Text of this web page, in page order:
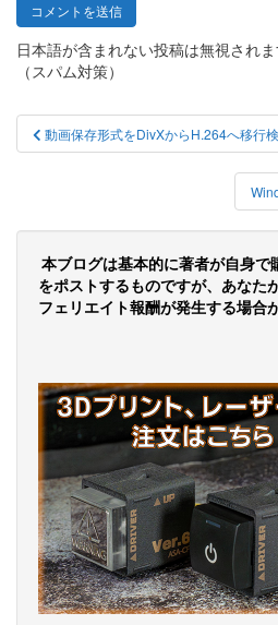
日本語が含まれない投稿は無視されま
（スパム対策）
投
稿
ビ
ゲ
ー
ョ
ン
動画保存形式をDivXからH.264へ移行
本ブログは基本的に著者が自身で
をポストするものですが、あなた
フェリエイト報酬が発生する場合